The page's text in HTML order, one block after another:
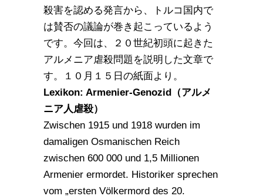
殺害を認める発言から、トルコ国内で
は賛否の議論が巻き起こっているよう
です。今回は、２０世紀初頭に起きた
アルメニア虐殺問題を説明した文章で
す。１０月１５日の紙面より。
Lexikon: Armenier-Genozid（アルメ
ニア人虐殺）
Zwischen 1915 und 1918 wurden im
damaligen Osmanischen Reich
zwischen 600 000 und 1,5 Millionen
Armenier ermordet. Historiker sprechen
vom „ersten Völkermord des 20.